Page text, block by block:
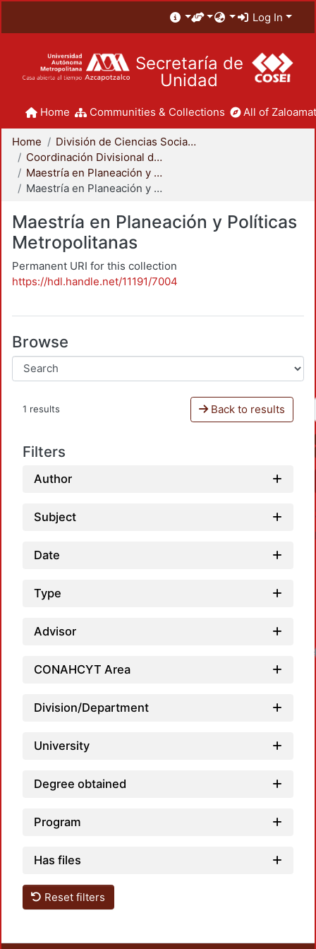
Log In
Secretaría de
Unidad
Home Communities & Collections All of
Home
División de Ciencias Sociales y Humanidades
Coordinación Divisional de Posgrado
Maestría en Planeación y Políticas Metropolitanas
Maestría en Planeación y Políticas Metropolitanas
Maestría en Planeación y Políticas
Metropolitanas
Permanent URI for this collection
https://hdl.handle.net/11191/7004
Browse
1 results Back to results
Filters
Author
Subject
Date
Type
Advisor
CONAHCYT Area
Division/Department
University
Degree obtained
Program
Has files
Reset filters